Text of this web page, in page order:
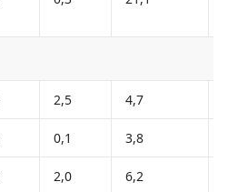
2,5 4,7
0,1 3,8
2,0 6,2